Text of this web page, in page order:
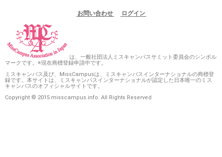
お問い合わせ ログイン
は、一般社団法人ミスキャンパスサミット委員会のシンボル
マークです。※現在商標登録申請中です。
ミスキャンパス及び、MissCampusは、ミスキャンパスインターナショナルの商標登
録です。本サイトは、ミスキャンパスインターナショナルが認定した日本唯一のミス
キャンパスのオフィシャルサイトです。
Copyright © 2015 misscampus.info. All Rights Reserved